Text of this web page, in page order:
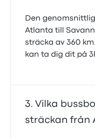
Den
Atlanta till
sträcka av 360
kan ta dig dit på
Vilka
sträckan från